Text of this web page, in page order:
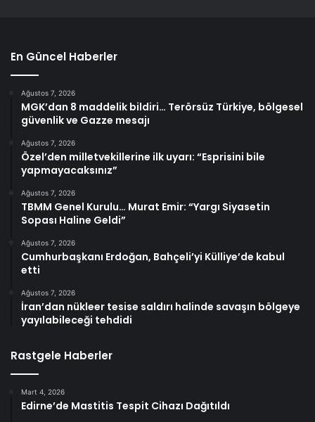
En Güncel Haberler
Ağustos 7, 2026
MGK’dan 8 maddelik bildiri… Terörsüz Türkiye, bölgesel
güvenlik ve Gazze mesajı
Ağustos 7, 2026
Özel’den milletvekillerine ilk uyarı: “Esprisini bile
yapmayacaksınız”
Ağustos 7, 2026
TBMM Genel Kurulu… Murat Emir: “Yargı Siyasetin
Sopası Haline Geldi”
Ağustos 7, 2026
Cumhurbaşkanı Erdoğan, Bahçeli’yi Külliye’de kabul
etti
Ağustos 7, 2026
İran’dan nükleer tesise saldırı halinde savaşın bölgeye
yayılabileceği tehdidi
Rastgele Haberler
Mart 4, 2026
Edirne’de Mastitis Tespit Cihazı Dağıtıldı